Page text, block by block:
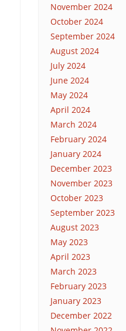
November 2024
October 2024
September 2024
August 2024
July 2024
June 2024
May 2024
April 2024
March 2024
February 2024
January 2024
December 2023
November 2023
October 2023
September 2023
August 2023
May 2023
April 2023
March 2023
February 2023
January 2023
December 2022